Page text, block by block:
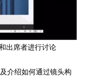
出席者进行讨论
介绍如何通过镜头构